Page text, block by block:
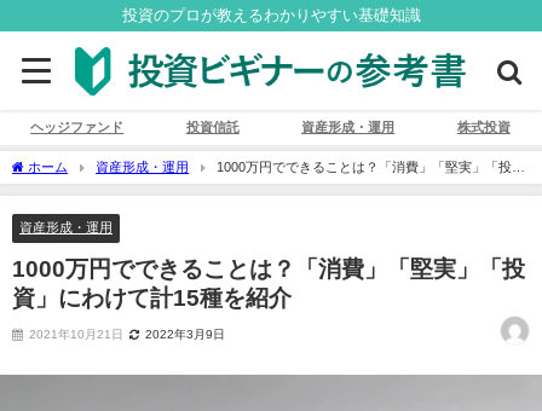
投資のプロが教えるわかりやすい基礎知識
ヘッジファンド 投資信託 資産形成・運用 株式投資
ホーム 資産形成・運用
1000万円でできることは？「消費」「堅実」「投
資」にわけて計15種を紹介
資産形成・運用
1000万円でできることは？「消費」「堅実」「投
資」にわけて計15種を紹介
2021年10月21日 2022年3月9日